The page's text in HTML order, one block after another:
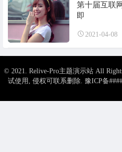
第十届互联
即
2021-04-08
© 2021. Relive-Pro主题演示站 All
试使用, 侵权可联系删除. 豫ICP备